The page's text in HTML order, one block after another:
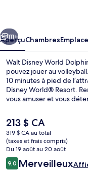
Dolphin
Suivant
111+
AperçuChambres
Walt Disney World
pouvez jouer au
10 minutes à pied de
Disney World® Resort.
vous amuser et vous
enveloppements et de
sert le le déjeuner, le le
saillants figurent 2 bars
centre d’entraînement
confortables sont des
Le
prix
actuel
est
de 213 $ CA
213 $ CA
319 $ CA au total
(taxes et frais compris)
Du 19 août au 20 août
Avis
9,09,0 sur 10 –
Merveilleux